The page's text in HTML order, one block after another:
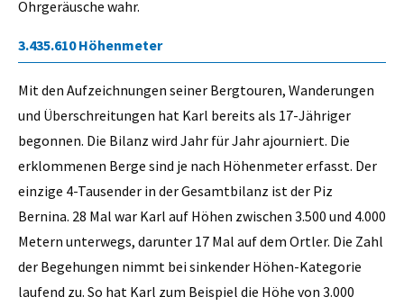
Ohrgeräusche wahr.
3.435.610 Höhenmeter
Mit den Aufzeichnungen seiner Bergtouren, Wanderungen
und Überschreitungen hat Karl bereits als 17-Jähriger
begonnen. Die Bilanz wird Jahr für Jahr ajourniert. Die
erklommenen Berge sind je nach Höhenmeter erfasst. Der
einzige 4-Tausender in der Gesamtbilanz ist der Piz
Bernina. 28 Mal war Karl auf Höhen zwischen 3.500 und 4.000
Metern unterwegs, darunter 17 Mal auf dem Ortler. Die Zahl
der Begehungen nimmt bei sinkender Höhen-Kategorie
laufend zu. So hat Karl zum Beispiel die Höhe von 3.000